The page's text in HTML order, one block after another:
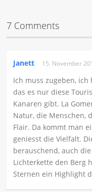
7 Comments
Janett 15. November
Ich muss zugeben,
das es nur diese
Kanaren gibt. La
Natur, die Menschen,
Flair. Da kommt man
geniesst die Vielfalt.
berauschend, auch
Lichterkette den Berg
Sternen ein Highlight